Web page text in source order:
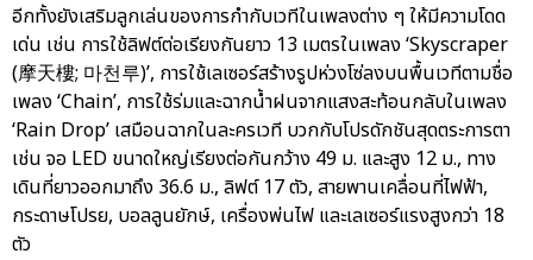
อีกทั้งยังเสริมลูกเล่นของการกำกับเวทีในเพลงต่าง ๆ ให้มีความโดด
เด่น เช่น การใช้ลิฟต์ต่อเรียงกันยาว 13 เมตรในเพลง ‘Skyscraper
(摩天樓; 마천루)’, การใช้เลเซอร์สร้างรูปห่วงโซ่ลงบนพื้นเวทีตามชื่อ
เพลง ‘Chain’, การใช้ร่มและฉากน้ำฝนจากแสงสะท้อนกลับในเพลง
‘Rain Drop’ เสมือนฉากในละครเวที บวกกับโปรดักชันสุดตระการตา
เช่น จอ LED ขนาดใหญ่เรียงต่อกันกว้าง 49 ม. และสูง 12 ม., ทาง
เดินที่ยาวออกมาถึง 36.6 ม., ลิฟต์ 17 ตัว, สายพานเคลื่อนที่ไฟฟ้า,
กระดาษโปรย, บอลลูนยักษ์, เครื่องพ่นไฟ และเลเซอร์แรงสูงกว่า 18
ตัว